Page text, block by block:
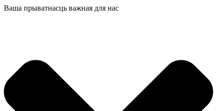
Ваша прыватнасць важная для нас